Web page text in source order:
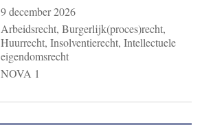
9 december 2026
Arbeidsrecht, Burgerlijk(proces)recht,
Huurrecht, Insolventierecht, Intellectuele
eigendomsrecht
NOVA 1